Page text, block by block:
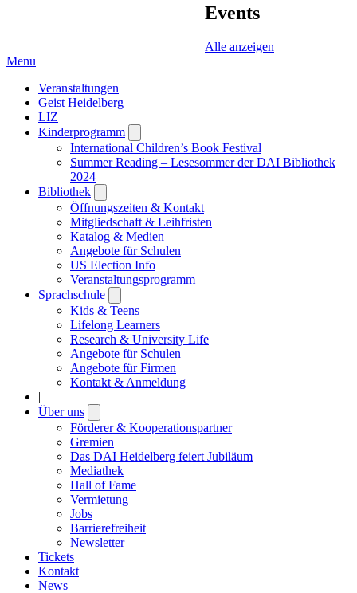
Events
Alle anzeigen
Menu
Veranstaltungen
Geist Heidelberg
LIZ
Kinderprogramm
submenu
International Children’s Book Festival
Summer Reading – Lesesommer der DAI Bibliothek
2024
Bibliothek
submenu
Öffnungszeiten & Kontakt
Mitgliedschaft & Leihfristen
Katalog & Medien
Angebote für Schulen
US Election Info
Veranstaltungsprogramm
Sprachschule
submenu
Kids & Teens
Lifelong Learners
Research & University Life
Angebote für Schulen
Angebote für Firmen
Kontakt & Anmeldung
|
Über uns
submenu
Förderer & Kooperationspartner
Gremien
Das DAI Heidelberg feiert Jubiläum
Mediathek
Hall of Fame
Vermietung
Jobs
Barrierefreiheit
Newsletter
Tickets
Kontakt
News